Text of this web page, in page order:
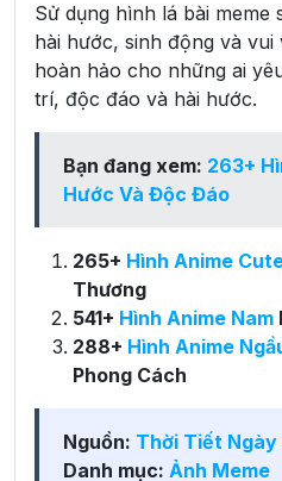
Sử dụng hình lá bài meme
hài hước, sinh động và
hoàn hảo cho những ai
trí, độc đáo và hài hước.
Bạn đang xem: 263+
Hước Và Độc Đáo
265+ Hình Anime
Thương
541+ Hình Anime Nam
288+ Hình Anime
Phong Cách
Nguồn: Thời Tiết Ngày
Danh mục: Ảnh Meme